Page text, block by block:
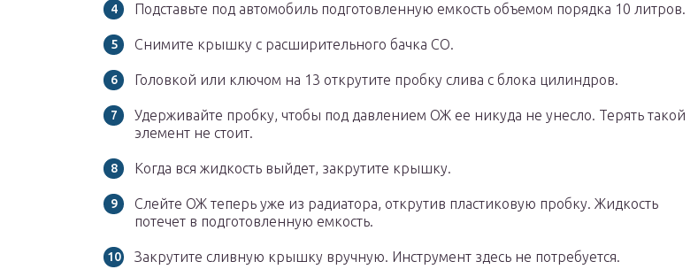
Подставьте под автомобиль подготовленную емкость объемом порядка 10 литров.
Снимите крышку с расширительного бачка СО.
Головкой или ключом на 13 открутите пробку слива с блока цилиндров.
Удерживайте пробку, чтобы под давлением ОЖ ее никуда не унесло. Терять такой
элемент не стоит.
Когда вся жидкость выйдет, закрутите крышку.
Слейте ОЖ теперь уже из радиатора, открутив пластиковую пробку. Жидкость
потечет в подготовленную емкость.
Закрутите сливную крышку вручную. Инструмент здесь не потребуется.